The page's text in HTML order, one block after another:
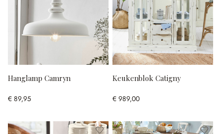
Hanglamp Camryn
€ 89,95
Keukenblok Catigny
€ 989,00